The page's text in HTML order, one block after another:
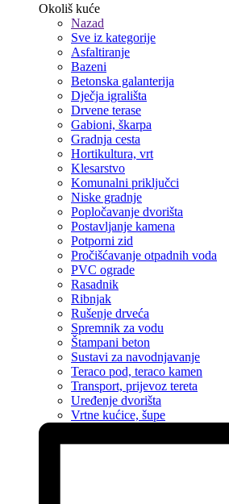
Okoliš kuće
Nazad
Sve iz kategorije
Asfaltiranje
Bazeni
Betonska galanterija
Dječja igrališta
Drvene terase
Gabioni, škarpa
Gradnja cesta
Hortikultura, vrt
Klesarstvo
Komunalni priključci
Niske gradnje
Popločavanje dvorišta
Postavljanje kamena
Potporni zid
Pročišćavanje otpadnih voda
PVC ograde
Rasadnik
Ribnjak
Rušenje drveća
Spremnik za vodu
Štampani beton
Sustavi za navodnjavanje
Teraco pod, teraco kamen
Transport, prijevoz tereta
Uređenje dvorišta
Vrtne kućice, šupe